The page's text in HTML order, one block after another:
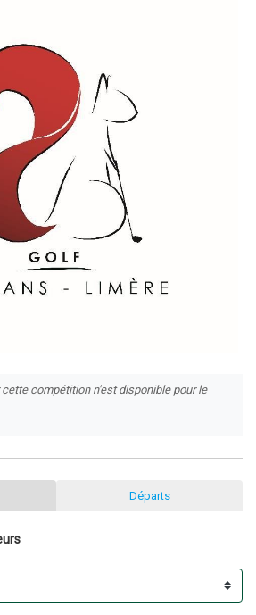
compétition n'est disponible pour le
Départs